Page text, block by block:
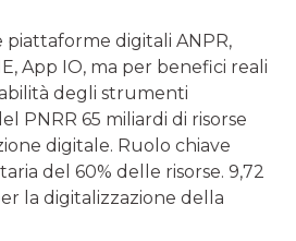
piattaforme digitali ANPR,
App IO, ma per benefici reali
degli strumenti
PNRR 65 miliardi di risorse
digitale. Ruolo chiave
del 60% delle risorse. 9,72
la digitalizzazione della